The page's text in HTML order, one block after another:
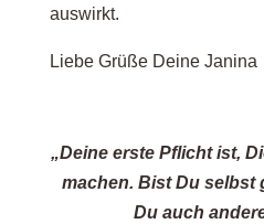
auswirkt.
Liebe Grüße Deine Janina
„Deine erste Pflicht ist,
machen. Bist Du selbst
Du auch